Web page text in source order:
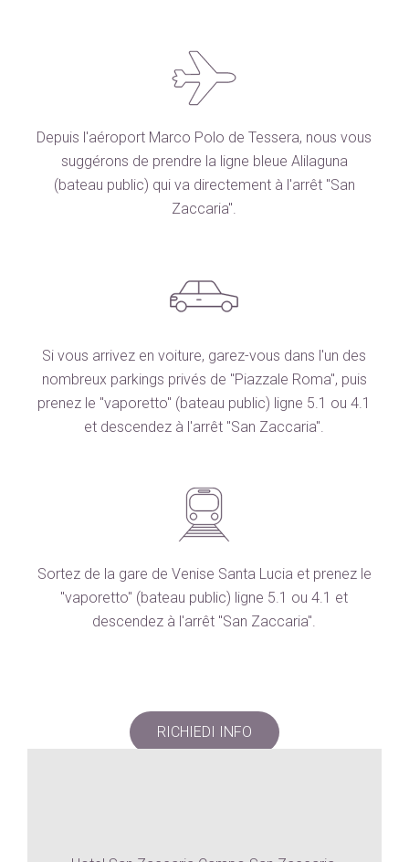
Depuis l'aéroport Marco Polo de Tessera, nous vous
suggérons de prendre la ligne bleue Alilaguna
(bateau public) qui va directement à l'arrêt "San
Zaccaria".
Si vous arrivez en voiture, garez-vous dans l'un des
nombreux parkings privés de "Piazzale Roma", puis
prenez le "vaporetto" (bateau public) ligne 5.1 ou 4.1
et descendez à l'arrêt "San Zaccaria".
Sortez de la gare de Venise Santa Lucia et prenez le
"vaporetto" (bateau public) ligne 5.1 ou 4.1 et
descendez à l'arrêt "San Zaccaria".
RICHIEDI INFO